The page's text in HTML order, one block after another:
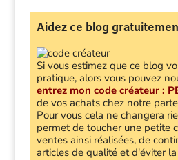
Aidez ce blog
Si vous estimez que ce blog
pratique, alors vous pouvez
entrez mon code créateur :
de vos achats chez notre
Pour vous cela ne changera
permet de toucher une petite
ventes ainsi réalisées, de
articles de qualité et d'éviter